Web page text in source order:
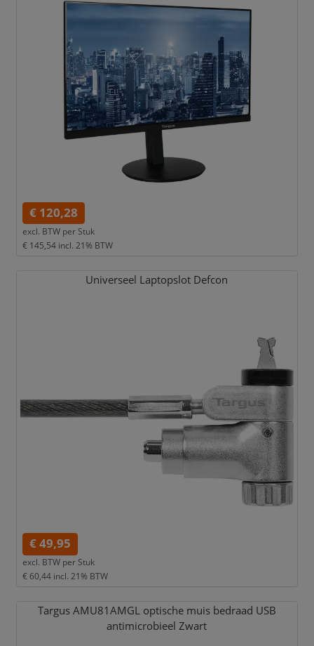
€ 120,28
excl. BTW per Stuk
€ 145,54 incl. 21% BTW
Universeel Laptopslot Defcon
€ 49,95
excl. BTW per Stuk
€ 60,44 incl. 21% BTW
Targus AMU81AMGL optische muis bedraad USB
antimicrobieel Zwart